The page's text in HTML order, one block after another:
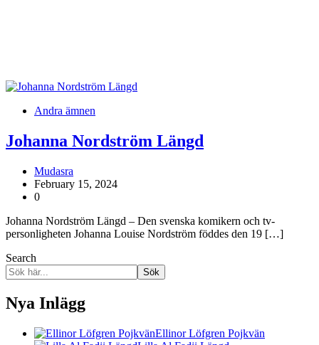
Andra ämnen
Johanna Nordström Längd
Mudasra
February 15, 2024
0
Johanna Nordström Längd – Den svenska komikern och tv-
personligheten Johanna Louise Nordström föddes den 19 […]
Search
Sök
Nya Inlägg
Ellinor Löfgren Pojkvän